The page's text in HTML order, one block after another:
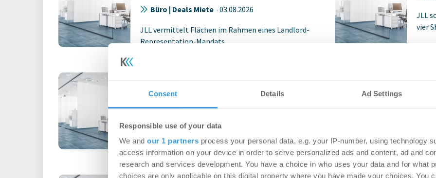
Consent Details Ad Settings
Responsible use of your data
We and our 1 partners process your personal data, e.g. your IP-number, using technology
access information on your device in order to serve personalized ads and content, ad and
research and services development. You have a choice in who uses your data and for what
choices are only applicable on this digital property where you have made your choices. You
Büro | Deals Miete - 03.08.2026
JLL vermittelt Flächen im Rahmen eines Landlord-
Representation-Mandats
JLL
vier
Viel Rückenwind für Hannovers
Bürovermietungsmarkt
Büro | Märkte-24.07.2026
Durchschnittliche Dealgröße steigt im
Jahresvergleich um 70 Prozent